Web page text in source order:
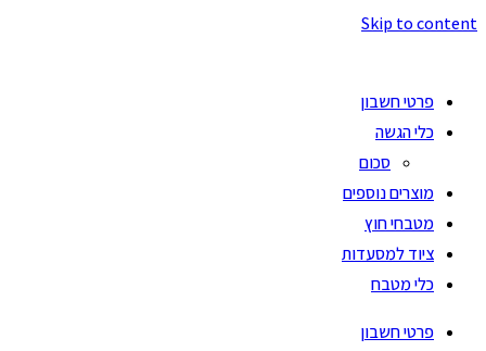
Skip to content
פרטי חשבון
כלי הגשה
סכום
מוצרים נוספים
מטבחי חוץ
ציוד למסעדות
כלי מטבח
פרטי חשבון